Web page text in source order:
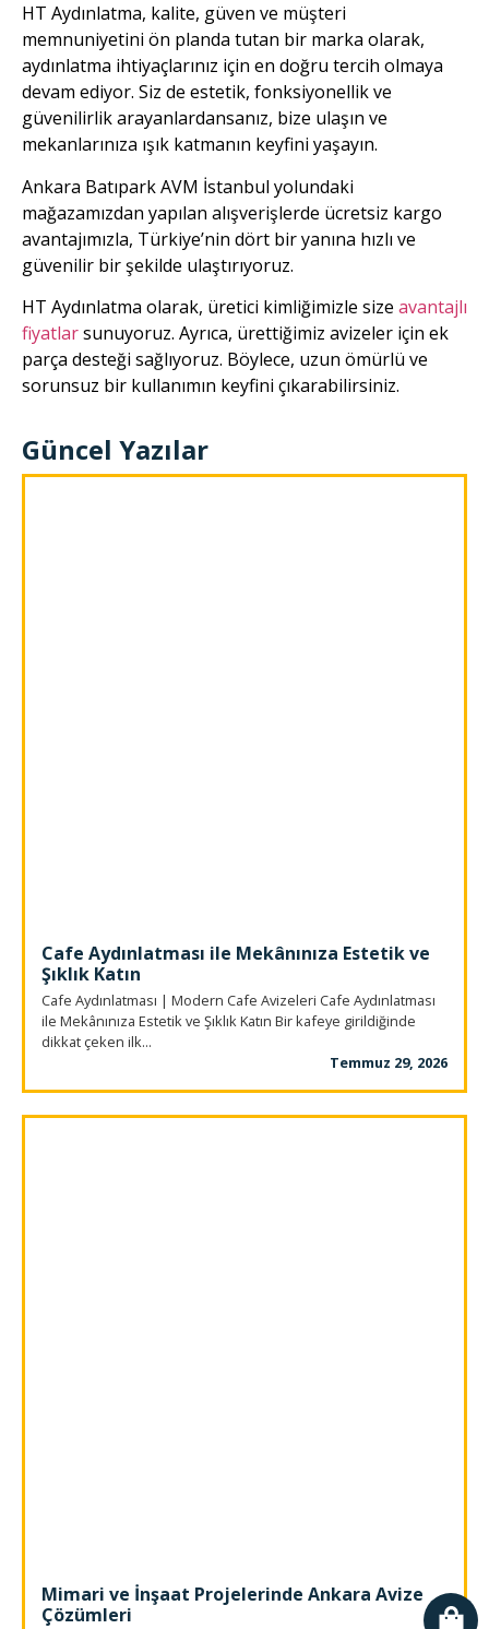
HT Aydınlatma, kalite, güven ve müşteri
memnuniyetini ön planda tutan bir marka olarak,
aydınlatma ihtiyaçlarınız için en doğru tercih olmaya
devam ediyor. Siz de estetik, fonksiyonellik ve
güvenilirlik arayanlardansanız, bize ulaşın ve
mekanlarınıza ışık katmanın keyfini yaşayın.
Ankara Batıpark AVM İstanbul yolundaki
mağazamızdan yapılan alışverişlerde ücretsiz kargo
avantajımızla, Türkiye’nin dört bir yanına hızlı ve
güvenilir bir şekilde ulaştırıyoruz.
HT Aydınlatma olarak, üretici kimliğimizle size avantajlı
fiyatlarsunuyoruz. Ayrıca, ürettiğimiz avizeler için ek
parça desteği sağlıyoruz. Böylece, uzun ömürlü ve
sorunsuz bir kullanımın keyfini çıkarabilirsiniz.
Güncel Yazılar
Cafe Aydınlatması ile Mekânınıza Estetik ve
Şıklık Katın
Cafe Aydınlatması | Modern Cafe Avizeleri Cafe Aydınlatması
ile Mekânınıza Estetik ve Şıklık Katın Bir kafeye girildiğinde
dikkat çeken ilk...
Temmuz 29, 2026
Mimari ve İnşaat Projelerinde Ankara Avize
Çözümleri